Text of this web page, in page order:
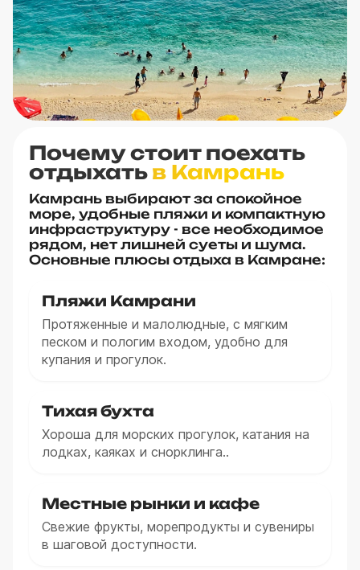
Почему стоит поехать
отдыхать в Камрань
Камрань выбирают за спокойное
море, удобные пляжи и компактную
инфраструктуру - все необходимое
рядом, нет лишней суеты и шума.
Основные плюсы отдыха в Камране:
Пляжи Камрани
Протяженные и малолюдные, с мягким
песком и пологим входом, удобно для
купания и прогулок.
Тихая бухта
Хороша для морских прогулок, катания на
лодках, каяках и снорклинга..
Местные рынки и кафе
Свежие фрукты, морепродукты и сувениры
в шаговой доступности.